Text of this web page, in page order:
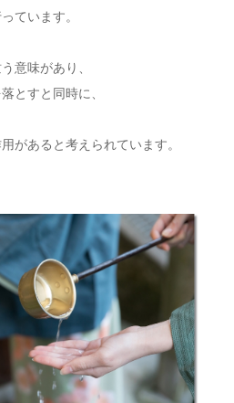
ています。
意味があり、
とすと同時に、
があると考えられています。